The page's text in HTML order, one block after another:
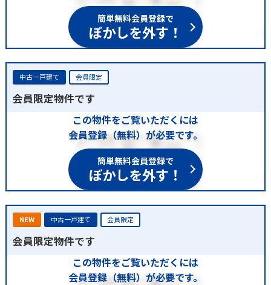
簡単無料会員登録で
ぼかしを外す！
中古一戸建て 会員限定
会員限定物件です
この物件をご覧いただくには
会員登録（無料）が必要です。
簡単無料会員登録で
ぼかしを外す！
NEW 中古一戸建て 会員限定
会員限定物件です
この物件をご覧いただくには
会員登録（無料）が必要です。